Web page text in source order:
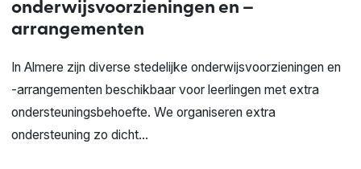
onderwijsvoorzieningen en –
arrangementen
In Almere zijn diverse stedelijke onderwijsvoorzieningen en
-arrangementen beschikbaar voor leerlingen met extra
ondersteuningsbehoefte. We organiseren extra
ondersteuning zo dicht...